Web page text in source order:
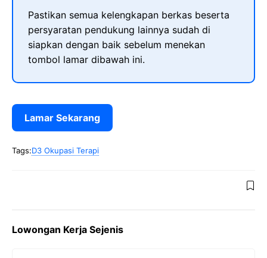
Pastikan semua kelengkapan berkas beserta
persyaratan pendukung lainnya sudah di
siapkan dengan baik sebelum menekan
tombol lamar dibawah ini.
Lamar Sekarang
Tags:D3 Okupasi Terapi
Lowongan Kerja Sejenis